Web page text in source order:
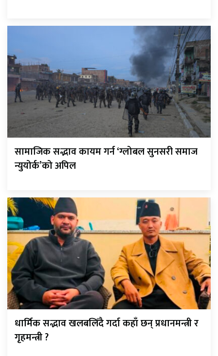
सामाजिक सद्भाव कायम गर्न ‘ग्लोबल सुनसरी समाज
न्युयोर्क’को अपिल
धार्मिक सद्भाव खलबलिँदै गर्दा कहाँ छन् प्रधानमन्त्री र
गृहमन्त्री ?